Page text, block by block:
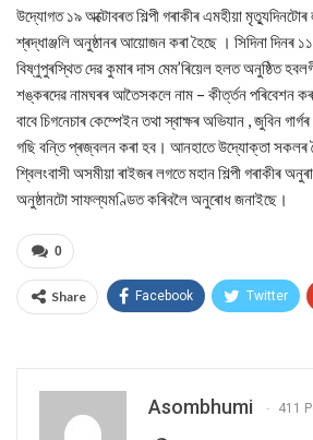
উদ্যোগত ১৯ অক্টোবৰত শিল্পী গৰাকীৰ এমহীয়া
শ্ৰদ্ধাঞ্জলি অনুষ্ঠানৰ আয়োজন কৰা হৈছে । সিদিনা দিনৰ
বিষ্ণুপুৰস্থিত দেৱ কুমাৰ দাস মেম’ৰিয়েল হলত অনুষ্ঠিত
শঙ্কৰদেৱ নামঘৰৰ আতৈসকলে নাম – কীৰ্ত্তন পৰিবেশন
বাবে চিগনেচাৰ কেম্পেইন তথা স্বাক্ষৰ অভিযান , জুবিন
গছি বন্তি প্ৰজ্বলন কৰা হব। আনহাতে উদ্যোক্তা সকলৰ
শ্বিলংবাসী অসমীয়া ৰাইজৰ লগতে মহান শিল্পী গৰাকীৰ
অনুষ্ঠানটো সাফল্যমণ্ডিত কৰিবলৈ অনুৰোধ জনাইছে।
0
Share Facebook Twitter
Asombhumi 411